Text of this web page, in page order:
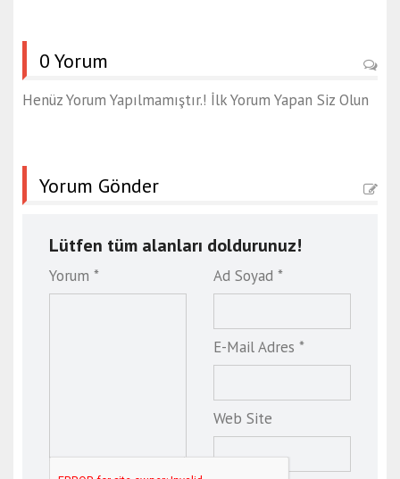
0 Yorum
Henüz Yorum Yapılmamıştır.! İlk Yorum Yapan Siz Olun
Yorum Gönder
Lütfen tüm alanları doldurunuz!
Yorum * Ad Soyad *
E-Mail Adres *
Web Site